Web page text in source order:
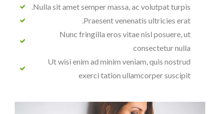
Nulla sit amet semper massa, ac volutpat turpis.
Praesent venenatis ultricies erat.
Nunc fringilla eros vitae nisl posuere, ut
consectetur nulla
Ut wisi enim ad minim veniam, quis nostrud
exerci tation ullamcorper suscipit